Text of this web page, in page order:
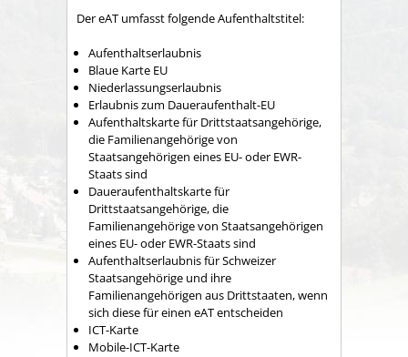
Der eAT umfasst folgende Aufenthaltstitel:
Aufenthaltserlaubnis
Blaue Karte EU
Niederlassungserlaubnis
Erlaubnis zum Daueraufenthalt-EU
Aufenthaltskarte für Drittstaatsangehörige,
die Familienangehörige von
Staatsangehörigen eines EU- oder EWR-
Staats sind
Daueraufenthaltskarte für
Drittstaatsangehörige, die
Familienangehörige von Staatsangehörigen
eines EU- oder EWR-Staats sind
Aufenthaltserlaubnis für Schweizer
Staatsangehörige und ihre
Familienangehörigen aus Drittstaaten, wenn
sich diese für einen eAT entscheiden
ICT-Karte
Mobile-ICT-Karte